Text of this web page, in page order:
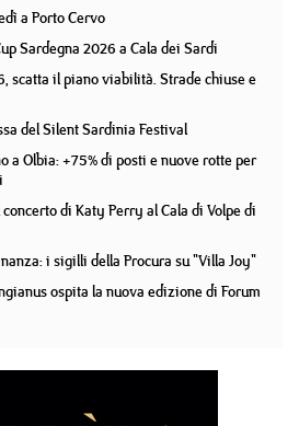
a Porto Cervo
Sardegna 2026 a Cala dei Sardi
scatta il piano viabilità. Strade chiuse e
del Silent Sardinia Festival
a Olbia: +75% di posti e nuove rotte per
di Katy Perry al Cala di Volpe di
i sigilli della Procura su "Villa Joy"
ospita la nuova edizione di Forum